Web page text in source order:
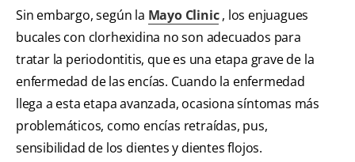
Sin embargo, según la Mayo Clinic, los enjuagues
bucales con clorhexidina no son adecuados para
tratar la periodontitis, que es una etapa grave de la
enfermedad de las encías. Cuando la enfermedad
llega a esta etapa avanzada, ocasiona síntomas más
problemáticos, como encías retraídas, pus,
sensibilidad de los dientes y dientes flojos.